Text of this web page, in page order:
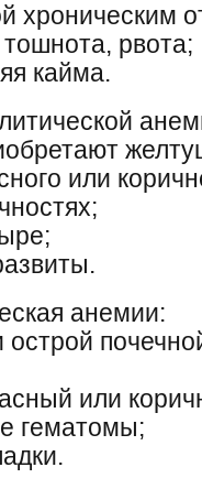
хроническим
рвота;
кайма.
или
анемии:
острой
или
гематомы;